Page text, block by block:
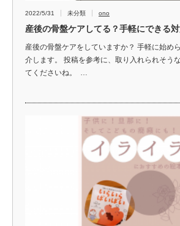
2022/5/31 未分類 ono
産後の骨盤ケアしてる？手軽にできる
産後の骨盤ケアをしていますか？ 手軽に始め
介します。 投稿を参考に、取り入れられそう
てくださいね。 …